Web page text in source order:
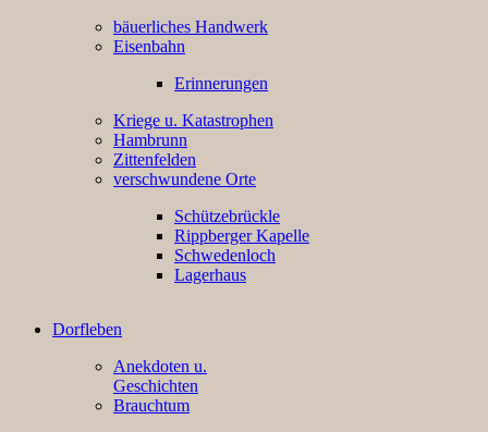
bäuerliches Handwerk
Eisenbahn
Erinnerungen
Kriege u. Katastrophen
Hambrunn
Zittenfelden
verschwundene Orte
Schützebrückle
Rippberger Kapelle
Schwedenloch
Lagerhaus
Dorfleben
Anekdoten u.
Geschichten
Brauchtum